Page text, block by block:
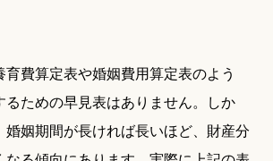
費算定表や婚姻費用算定表のよう
るための早見表はありません。しか
婚姻期間が長ければ長いほど、財産分